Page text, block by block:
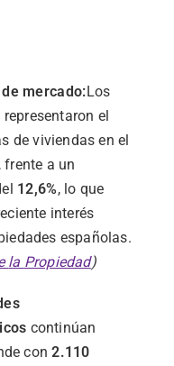
de mercado:Los
representaron el
deviviendasen el
frente a un
12,6%, lo que
interés
españolas.
la Propiedad)
continúan
con2.110